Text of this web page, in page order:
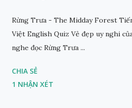
Rừng Trưa - The Midday Forest
Việt English Quiz Vẻ đẹp uy nghi
nghe đọc Rừng Trưa ...
CHIA SẺ
1 NHẬN XÉT